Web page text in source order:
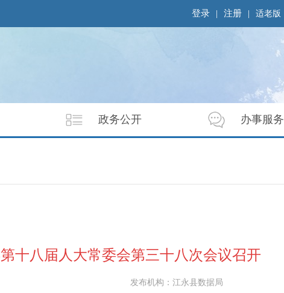
适老版
登录 | 注册 |
政务公开 办事服务
十八届人大常委会第三十八次会议召开
发布机构：江永县数据局